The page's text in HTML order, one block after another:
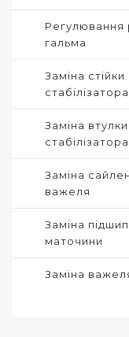
Регулювання
гальма
Заміна стійки
стабілізатора
Заміна втулки
стабілізатора
Заміна
важеля
Заміна
маточини
Заміна